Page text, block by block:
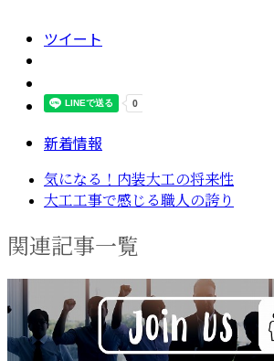
ツイート
新着情報
気になる！内装大工の将来性
大工工事で感じる職人の誇り
関連記事一覧